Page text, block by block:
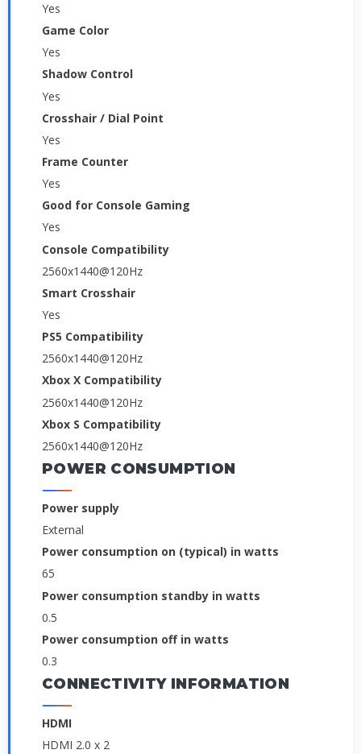
Yes
Game Color
Yes
Shadow Control
Yes
Crosshair / Dial Point
Yes
Frame Counter
Yes
Good for Console Gaming
Yes
Console Compatibility
2560x1440@120Hz
Smart Crosshair
Yes
PS5 Compatibility
2560x1440@120Hz
Xbox X Compatibility
2560x1440@120Hz
Xbox S Compatibility
2560x1440@120Hz
POWER CONSUMPTION
Power supply
External
Power consumption on (typical) in watts
65
Power consumption standby in watts
0.5
Power consumption off in watts
0.3
CONNECTIVITY INFORMATION
HDMI
HDMI 2.0 x 2